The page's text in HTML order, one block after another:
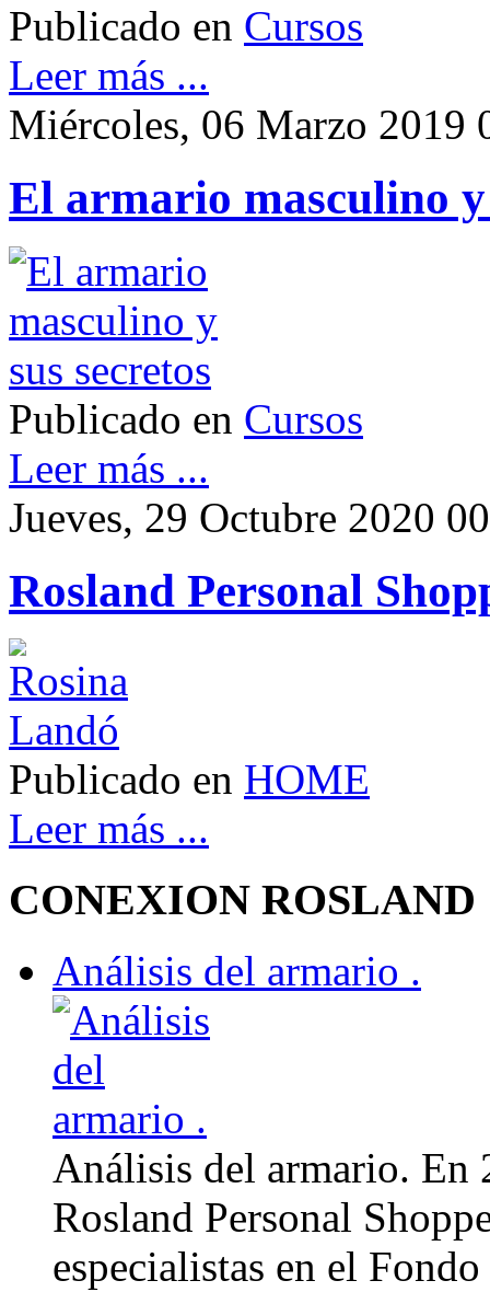
Publicado en Cursos
Leer más ...
Miércoles, 06 Marzo 2019
El armario masculino y
Publicado en Cursos
Leer más ...
Jueves, 29 Octubre 2020
Rosland Personal
Publicado en HOME
Leer más ...
CONEXION ROSLAND
Análisis del armario .
Análisis del armario. En
Rosland Personal
especialistas en el